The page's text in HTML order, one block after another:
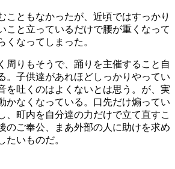
こともなかったが、近頃ではすっかり
こと立っているだけで腰が重くなって
くなってしまった。
周りもそうで、踊りを主催すること自
。子供達があれほどしっかりやってい
を吐くのはよくないとは思う。が、実
かなくなっている。口先だけ煽ってい
、町内を自分達の力だけで立て直すこ
のご奉公、まあ外部の人に助けを求め
たいものだ。